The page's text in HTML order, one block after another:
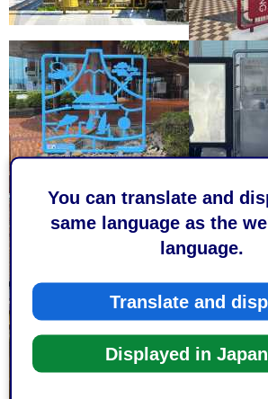
You can translate and
same language as the
language.
Translate and
Displayed in